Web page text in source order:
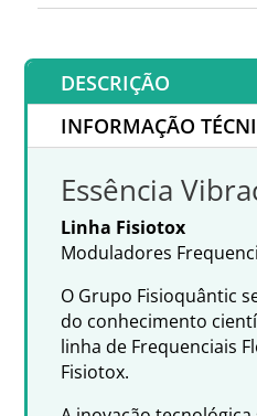
DESCRIÇÃO
INFORMAÇÃO
Essência
Linha Fisiotox
Moduladores
O Grupo Fisioquântic
do conhecimento
linha de Frequenciais
Fisiotox.